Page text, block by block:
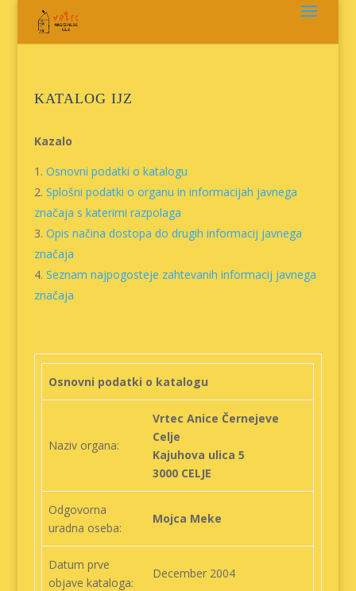
vsebino
KATALOG IJZ
Kazalo
Osnovni podatki o katalogu
Splošni podatki o organu in informacijah javnega
značaja s katerimi razpolaga
Opis načina dostopa do drugih informacij javnega
značaja
Seznam najpogosteje zahtevanih informacij javnega
značaja
Osnovni podatki o katalogu
Naziv organa:
Vrtec Anice Černejeve
Celje
Kajuhova ulica 5
3000 CELJE
Odgovorna
uradna oseba:
Mojca Meke
Datum prve
objave kataloga:
December 2004